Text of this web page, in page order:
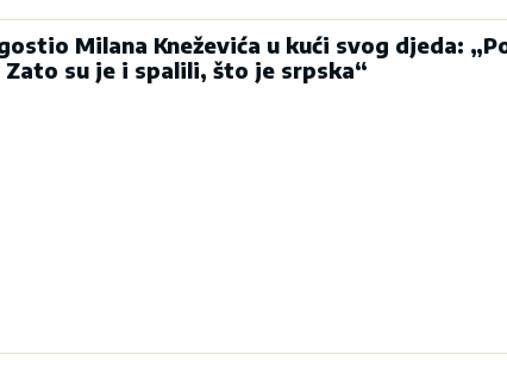
Milana Kneževića u kući svog djeda:
Zato su je i spalili, što je srpska“